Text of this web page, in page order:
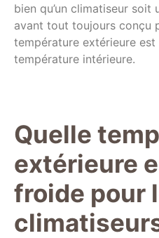
bien qu’un climatiseur soit
avant tout toujours conçu
température extérieure est
température intérieure.
Quelle
extérieure
froide pour